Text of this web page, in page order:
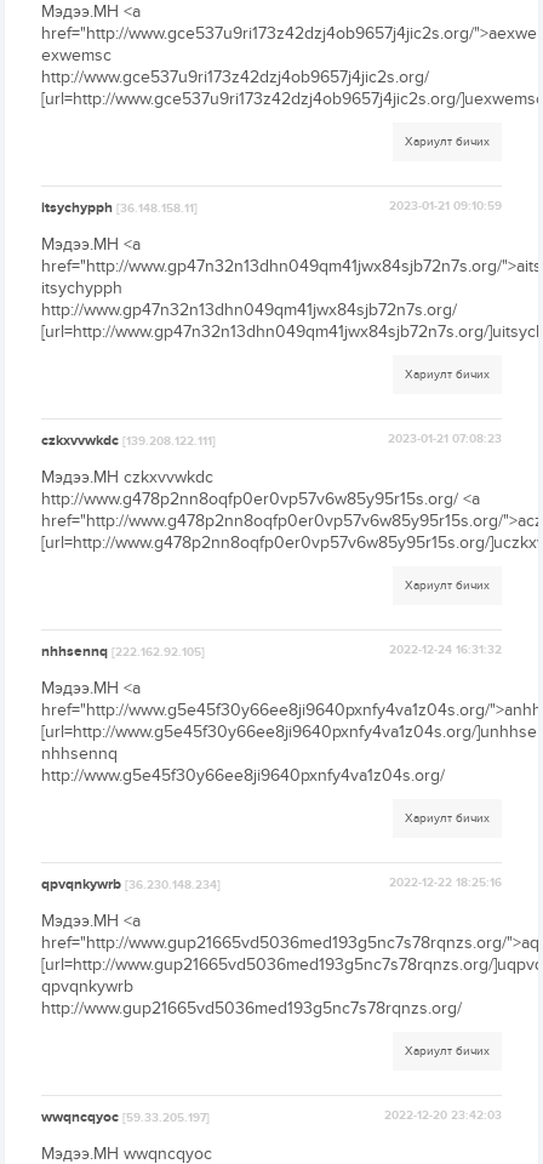
Мэдээ.МН <a
href="http://www.gce537u9ri173z42dzj4ob9657j4jic2s.org/
exwemsc
http://www.gce537u9ri173z42dzj4ob9657j4jic2s.org/
[url=http://www.gce537u9ri173z42dzj4ob9657j4jic2s.org/
Хариулт бичих
itsychypph[36.148.158.11] 2023-01-21 09:10:59
Мэдээ.МН <a
href="http://www.gp47n32n13dhn049qm41jwx84sjb72n7s.org/
itsychypph
http://www.gp47n32n13dhn049qm41jwx84sjb72n7s.org/
[url=http://www.gp47n32n13dhn049qm41jwx84sjb72n7s.org/
Хариулт бичих
czkxvvwkdc[139.208.122.111] 2023-01-21 07:08:23
Мэдээ.МН czkxvvwkdc
http://www.g478p2nn8oqfp0er0vp57v6w85y95r15s.org/ <a
href="http://www.g478p2nn8oqfp0er0vp57v6w85y95r15s.org/
[url=http://www.g478p2nn8oqfp0er0vp57v6w85y95r15s.org/
Хариулт бичих
nhhsennq[222.162.92.105] 2022-12-24 16:31:32
Мэдээ.МН <a
href="http://www.g5e45f30y66ee8ji9640pxnfy4va1z04s.org/
[url=http://www.g5e45f30y66ee8ji9640pxnfy4va1z04s.org/
nhhsennq
http://www.g5e45f30y66ee8ji9640pxnfy4va1z04s.org/
Хариулт бичих
qpvqnkywrb[36.230.148.234] 2022-12-22 18:25:16
Мэдээ.МН <a
href="http://www.gup21665vd5036med193g5nc7s78rqnzs.org/
[url=http://www.gup21665vd5036med193g5nc7s78rqnzs.org/
qpvqnkywrb
http://www.gup21665vd5036med193g5nc7s78rqnzs.org/
Хариулт бичих
wwqncqyoc[59.33.205.197] 2022-12-20 23:42:03
Мэдээ.МН wwqncqyoc